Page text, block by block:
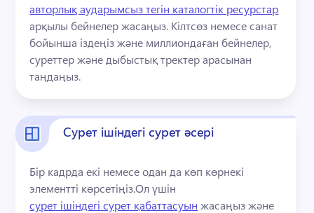
авторлық аударымсыз тегін каталогтік ресурстар
арқылы бейнелер жасаңыз. Кілтсөз немесе санат
бойынша іздеңіз және миллиондаған бейнелер,
суреттер және дыбыстық тректер арасынан
таңдаңыз.
Сурет ішіндегі сурет әсері
Бір кадрда екі немесе одан да көп көрнекі
элементті көрсетіңіз.Ол үшін
сурет ішіндегі сурет қабаттасуын жасаңыз және